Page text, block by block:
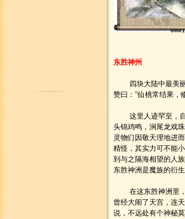
东胜神州
四块大陆中最美丽
赞曰："仙桃常结果，
这里人迹罕至，自
头锦鸡鸣，涧尾龙戏
灵物们因敬天理地进
精怪，其实力可不能
到与之隔海相望的人
东胜神洲是魔族的衍
在这东胜神洲里，
曾经大闹了天宫，连
说，不远处有个神秘